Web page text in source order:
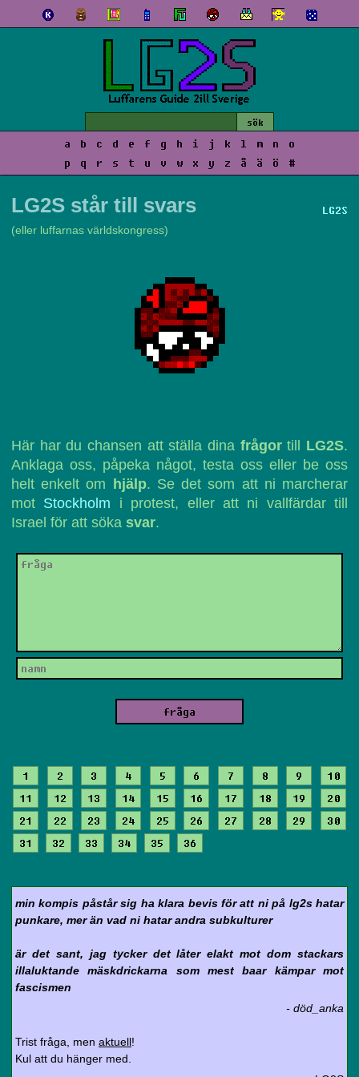
a b c d e f g h i j k l m n
o
p
q r s t u v w x y z å ä ö #
LG2S
LG2S står till svars
(eller luffarnas världskongress)
Här har du chansen att ställa dina frågortill LG2S.
Anklaga oss, påpeka något, testa oss eller be oss
helt enkelt om
hjälp. Se det som att ni marcherar
mot Stockholm i protest, eller att ni vallfärdar till
Israel för att söka svar.
1 2 3 4 5 6 7 8 9
10
11
12 13 14 15 16 17 18 19
20
21
22 23 24 25 26 27 28 29
30
31
32 33 34 35 36
min kompis påstår sig ha klara bevis för att ni på lg2s hatar
punkare, mer än vad ni hatar andra subkulturer
är det sant, jag tycker det låter elakt mot dom stackars
illaluktande mäskdrickarna som mest baar kämpar mot
fascismen
- död_anka
Trist fråga, men aktuell!
Kul att du hänger med.